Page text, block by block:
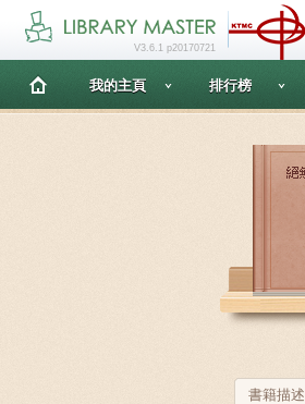
V3.6.1 p20170721
我的主頁 排行榜
書籍描述